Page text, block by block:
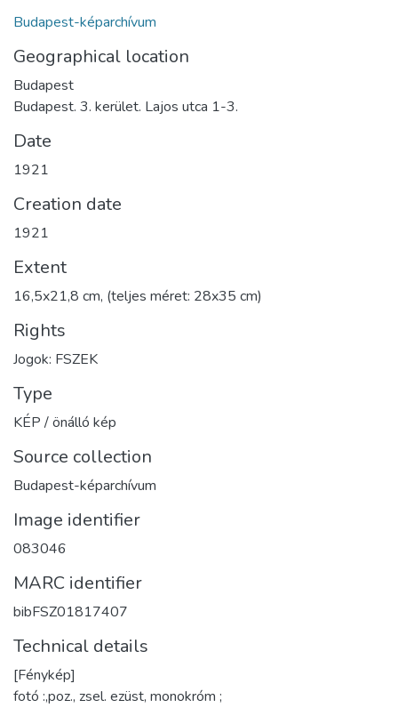
Budapest-képarchívum
Geographical location
Budapest
Budapest. 3. kerület. Lajos utca 1-3.
Date
1921
Creation date
1921
Extent
16,5x21,8 cm, (teljes méret: 28x35 cm)
Rights
Jogok: FSZEK
Type
KÉP / önálló kép
Source collection
Budapest-képarchívum
Image identifier
083046
MARC identifier
bibFSZ01817407
Technical details
[Fénykép]
fotó :,poz., zsel. ezüst, monokróm ;